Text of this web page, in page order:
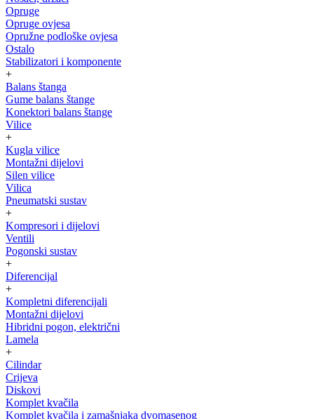
Opruge
Opruge ovjesa
Opružne podloške ovjesa
Ostalo
Stabilizatori i komponente
+
Balans štanga
Gume balans štange
Konektori balans štange
Vilice
+
Kugla vilice
Montažni dijelovi
Silen vilice
Vilica
Pneumatski sustav
+
Kompresori i dijelovi
Ventili
Pogonski sustav
+
Diferencijal
+
Kompletni diferencijali
Montažni dijelovi
Hibridni pogon, električni
Lamela
+
Cilindar
Crijeva
Diskovi
Komplet kvačila
Komplet kvačila i zamašnjaka dvomasenog